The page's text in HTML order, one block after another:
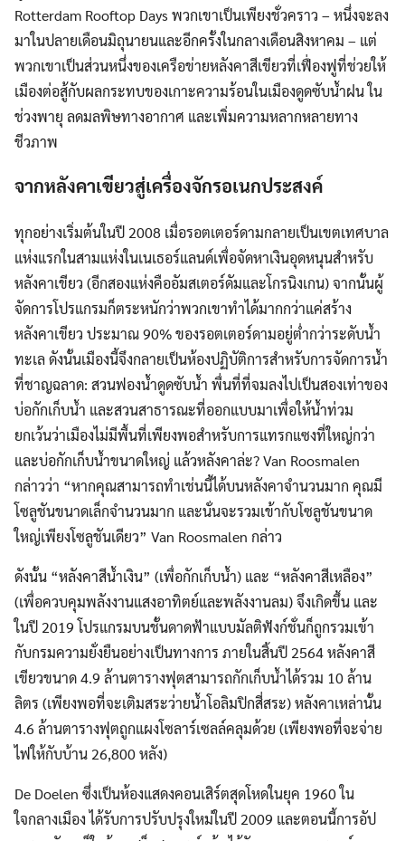
Rotterdam Rooftop Days พวกเขาเป็นเพียงชั่วคราว – หนึ่งจะลง
มาในปลายเดือนมิถุนายนและอีกครั้งในกลางเดือนสิงหาคม – แต่
พวกเขาเป็นส่วนหนึ่งของเครือข่ายหลังคาสีเขียวที่เฟื่องฟูที่ช่วยให้
เมืองต่อสู้กับผลกระทบของเกาะความร้อนในเมืองดูดซับน้ำฝน ใน
ช่วงพายุ ลดมลพิษทางอากาศ และเพิ่มความหลากหลายทาง
ชีวภาพ
จากหลังคาเขียวสู่เครื่องจักรอเนกประสงค์
ทุกอย่างเริ่มต้นในปี 2008 เมื่อรอตเตอร์ดามกลายเป็นเขตเทศบาล
แห่งแรกในสามแห่งในเนเธอร์แลนด์เพื่อจัดหาเงินอุดหนุนสำหรับ
หลังคาเขียว (อีกสองแห่งคืออัมสเตอร์ดัมและโกรนิงเกน) จากนั้นผู้
จัดการโปรแกรมก็ตระหนักว่าพวกเขาทำได้มากกว่าแค่สร้าง
หลังคาเขียว ประมาณ 90% ของรอตเตอร์ดามอยู่ต่ำกว่าระดับน้ำ
ทะเล ดังนั้นเมืองนี้จึงกลายเป็นห้องปฏิบัติการสำหรับการจัดการน้ำ
ที่ชาญฉลาด: สวนฟองน้ำดูดซับน้ำ พื่นที่ที่จมลงไปเป็นสองเท่าของ
บ่อกักเก็บน้ำ และสวนสาธารณะที่ออกแบบมาเพื่อให้น้ำท่วม
ยกเว้นว่าเมืองไม่มีพื้นที่เพียงพอสำหรับการแทรกแซงที่ใหญ่กว่า
และบ่อกักเก็บน้ำขนาดใหญ่ แล้วหลังคาล่ะ? Van Roosmalen
กล่าวว่า “หากคุณสามารถทำเช่นนี้ได้บนหลังคาจำนวนมาก คุณมี
โซลูชันขนาดเล็กจำนวนมาก และนั่นจะรวมเข้ากับโซลูชันขนาด
ใหญ่เพียงโซลูชันเดียว” Van Roosmalen กล่าว
ดังนั้น “หลังคาสีน้ำเงิน” (เพื่อกักเก็บน้ำ) และ “หลังคาสีเหลือง”
(เพื่อควบคุมพลังงานแสงอาทิตย์และพลังงานลม) จึงเกิดขึ้น และ
ในปี 2019 โปรแกรมบนชั้นดาดฟ้าแบบมัลติฟังก์ชั่นก็ถูกรวมเข้า
กับกรมความยั่งยืนอย่างเป็นทางการ ภายในสิ้นปี 2564 หลังคาสี
เขียวขนาด 4.9 ล้านตารางฟุตสามารถกักเก็บน้ำได้รวม 10 ล้าน
ลิตร (เพียงพอที่จะเติมสระว่ายน้ำโอลิมปิกสี่สระ) หลังคาเหล่านั้น
4.6 ล้านตารางฟุตถูกแผงโซลาร์เซลล์คลุมด้วย (เพียงพอที่จะจ่าย
ไฟให้กับบ้าน 26,800 หลัง)
De Doelen ซึ่งเป็นห้องแสดงคอนเสิร์ตสุดโหดในยุค 1960 ใน
ใจกลางเมือง ได้รับการปรับปรุงใหม่ในปี 2009 และตอนนี้การอัป